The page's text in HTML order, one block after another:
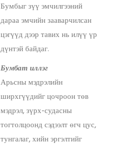
Бумбыг зүү эмчилгээний
дараа эмчийн зааварчилсан
цэгүүд дээр тавих нь илүү үр
дүнтэй байдаг.
Бумбат иллэг
Арьсны мэдрэлийн
ширхгүүдийг цочроон төв
мэдрэл, зүрх-судасны
тогтолцоонд сэдээлт өгч цус,
тунгалаг, хийн эргэлтийг